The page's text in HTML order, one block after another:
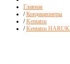
Главная
/ Кондиционеры
/ Kentatsu
/ Kentatsu